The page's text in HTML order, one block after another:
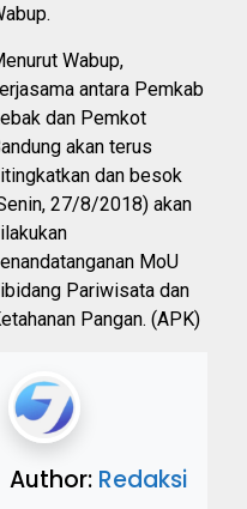
Wabup,
antara Pemkab
dan Pemkot
akan terus
dan besok
27/8/2018) akan
MoU
Pariwisata dan
Pangan. (APK)
Author: Redaksi